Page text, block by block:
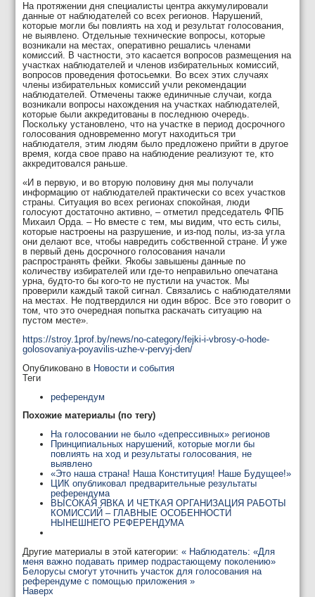
На протяжении дня специалисты центра аккумулировали
данные от наблюдателей со всех регионов. Нарушений,
которые могли бы повлиять на ход и результат голосования,
не выявлено. Отдельные технические вопросы, которые
возникали на местах, оперативно решались членами
комиссий. В частности, это касается вопросов размещения на
участках наблюдателей и членов избирательных комиссий,
вопросов проведения фотосьемки. Во всех этих случаях
члены избирательных комиссий учли рекомендации
наблюдателей. Отмечены также единичные случаи, когда
возникали вопросы нахождения на участках наблюдателей,
которые были аккредитованы в последнюю очередь.
Поскольку установлено, что на участке в период досрочного
голосования одновременно могут находиться три
наблюдателя, этим людям было предложено прийти в другое
время, когда свое право на наблюдение реализуют те, кто
аккредитовался раньше.
«И в первую, и во вторую половину дня мы получали
информацию от наблюдателей практически со всех участков
страны. Ситуация во всех регионах спокойная, люди
голосуют достаточно активно, – отметил председатель ФПБ
Михаил Орда. – Но вместе с тем, мы видим, что есть силы,
которые настроены на разрушение, и из-под полы, из-за угла
они делают все, чтобы навредить собственной стране. И уже
в первый день досрочного голосования начали
распространять фейки. Якобы завышены данные по
количеству избирателей или где-то неправильно опечатана
урна, будто-то бы кого-то не пустили на участок. Мы
проверили каждый такой сигнал. Связались с наблюдателями
на местах. Не подтвердился ни один вброс. Все это говорит о
том, что это очередная попытка раскачать ситуацию на
пустом месте».
https://stroy.1prof.by/news/no-category/fejki-i-vbrosy-o-hode-
golosovaniya-poyavilis-uzhe-v-pervyj-den/
Опубликовано в Новости и события
Теги
референдум
Похожие материалы (по тегу)
На голосовании не было «депрессивных» регионов
Принципиальных нарушений, которые могли бы
повлиять на ход и результаты голосования, не
выявлено
«Это наша страна! Наша Конституция! Наше Будущее!»
ЦИК опубликовал предварительные результаты
референдума
ВЫСОКАЯ ЯВКА И ЧЕТКАЯ ОРГАНИЗАЦИЯ РАБОТЫ
КОМИССИЙ – ГЛАВНЫЕ ОСОБЕННОСТИ
НЫНЕШНЕГО РЕФЕРЕНДУМА
Другие материалы в этой категории: « Наблюдатель: «Для
меня важно подавать пример подрастающему поколению»
Белорусы смогут уточнить участок для голосования на
референдуме с помощью приложения »
Наверх